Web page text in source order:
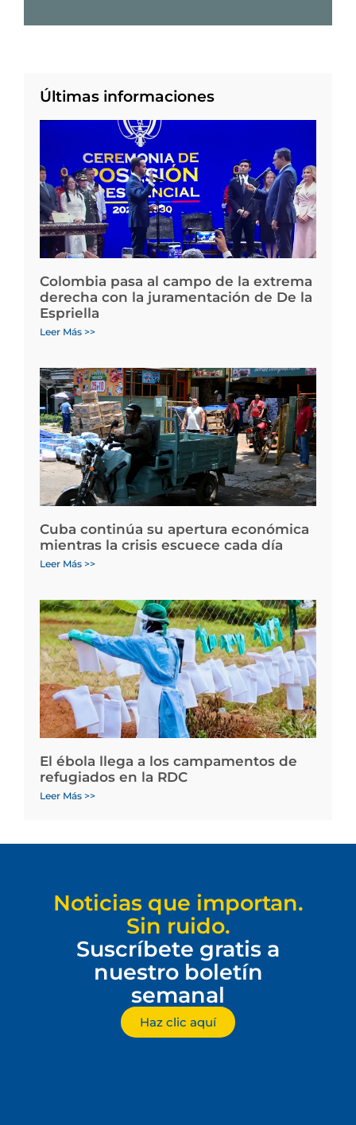
Últimas informaciones
Colombia pasa al campo de la extrema
derecha con la juramentación de De la
Espriella
Leer Más >>
Cuba continúa su apertura económica
mientras la crisis escuece cada día
Leer Más >>
El ébola llega a los campamentos de
refugiados en la RDC
Leer Más >>
Noticias que importan.
Sin ruido.
Suscríbete gratis a
nuestro boletín
semanal
Haz clic aquí